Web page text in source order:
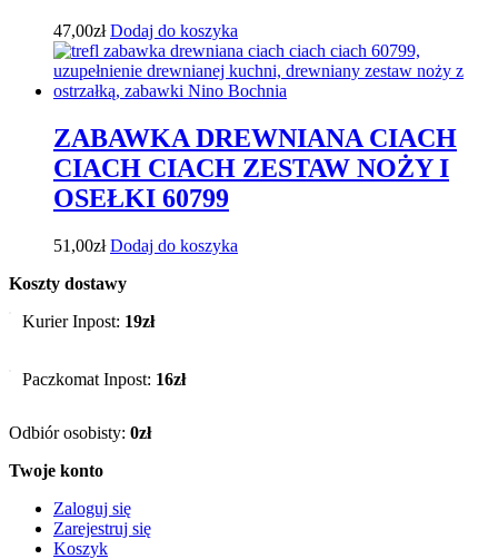
47,00zł Dodaj do koszyka
ZABAWKA DREWNIANA CIACH
CIACH CIACH ZESTAW NOŻY I
OSEŁKI 60799
51,00zł Dodaj do koszyka
Koszty dostawy
Kurier Inpost: 19zł
Paczkomat Inpost: 16zł
Odbiór osobisty: 0zł
Twoje konto
Zaloguj się
Zarejestruj się
Koszyk